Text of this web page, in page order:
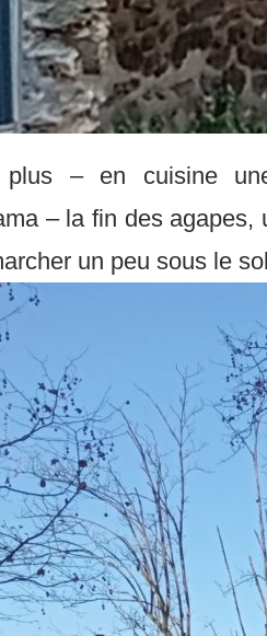
– en cuisine
– la fin des
un peu sous le